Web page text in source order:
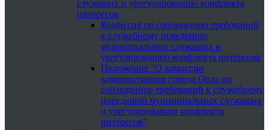
служащих и урегулированию конфликта
интересов
Комиссия по соблюдению требований
к служебному поведению
муниципальных служащих и
урегулированию конфликта интересов
Положение "О комиссии
администрации города Орла по
соблюдению требований к служебному
поведению муниципальных служащих
и урегулированию конфликта
интересов"